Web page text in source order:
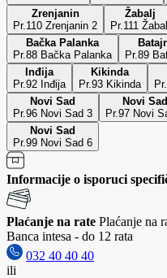
Zrenjanin
Pr.110 Zrenjanin 2
Žabalj
Pr.111
Bačka Palanka
Pr.88 Bačka Palanka
Pr.89
Inđija
Pr.92 Inđija
Kikinda
Pr.93 Kikinda
Novi Sad
Pr.96 Novi Sad 3
Novi Sad
Pr.97 Novi
Novi Sad
Pr.99 Novi Sad 6
Informacije o isporuci
Plaćanje na rate Plaćanje na
Banca intesa - do 12 rata
032 40 40 40
ili